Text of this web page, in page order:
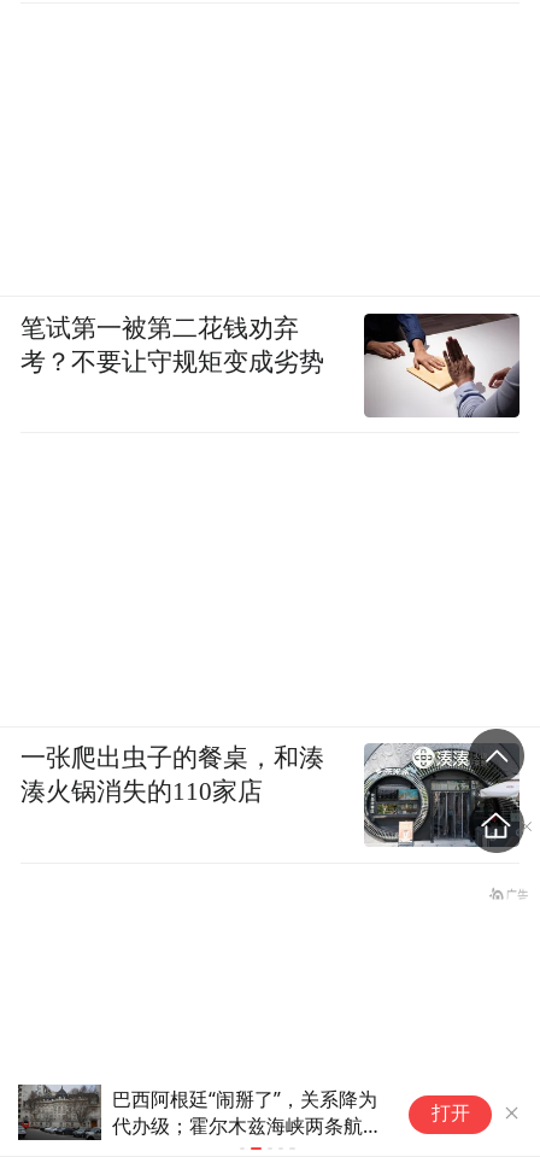
两岸临书展亮相西安 共续文化
根脉
打开
笔试第一被第二花钱劝弃
考？不要让守规矩变成劣势
一张爬出虫子的餐桌，和湊
湊火锅消失的110家店